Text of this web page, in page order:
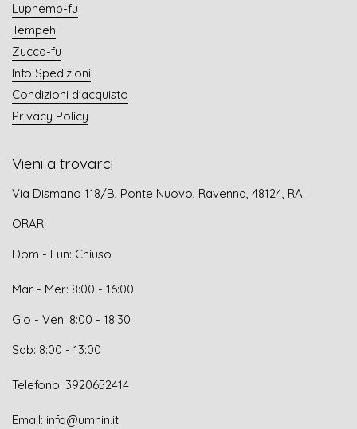
Luphemp-fu
Tempeh
Zucca-fu
Info Spedizioni
Condizioni d'acquisto
Privacy Policy
Vieni a trovarci
Via Dismano 118/B, Ponte Nuovo, Ravenna, 48124, RA
ORARI
Dom - Lun: Chiuso
Mar - Mer: 8:00 - 16:00
Gio - Ven: 8:00 - 18:30
Sab: 8:00 - 13:00
Telefono: 3920652414
Email: info@umnin.it